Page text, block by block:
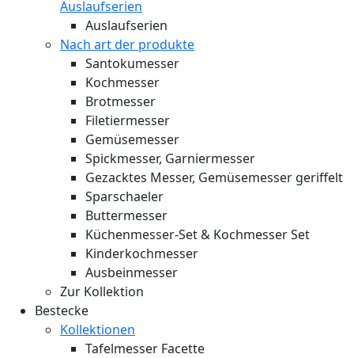
Auslaufserien
Auslaufserien
Nach art der produkte
Santokumesser
Kochmesser
Brotmesser
Filetiermesser
Gemüsemesser
Spickmesser, Garniermesser
Gezacktes Messer, Gemüsemesser geriffelt
Sparschaeler
Buttermesser
Küchenmesser-Set & Kochmesser Set
Kinderkochmesser
Ausbeinmesser
Zur Kollektion
Bestecke
Kollektionen
Tafelmesser Facette